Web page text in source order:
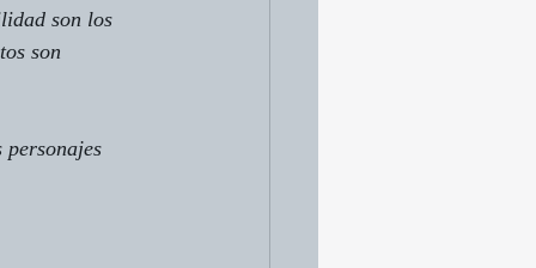
son los
son